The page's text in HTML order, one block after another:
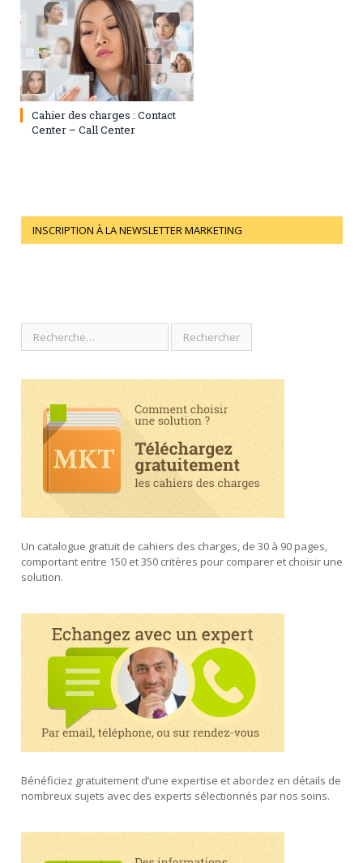
17 décembre 2017 0
Cahier des charges : Contact
Center – Call Center
INSCRIPTION À LA NEWSLETTER MARKETING
Un catalogue gratuit de cahiers des charges, de 30 à 90 pages,
comportant entre 150 et 350 critères pour comparer et choisir une
solution.
Bénéficiez gratuitement d’une expertise et abordez en détails de
nombreux sujets avec des experts sélectionnés par nos soins.